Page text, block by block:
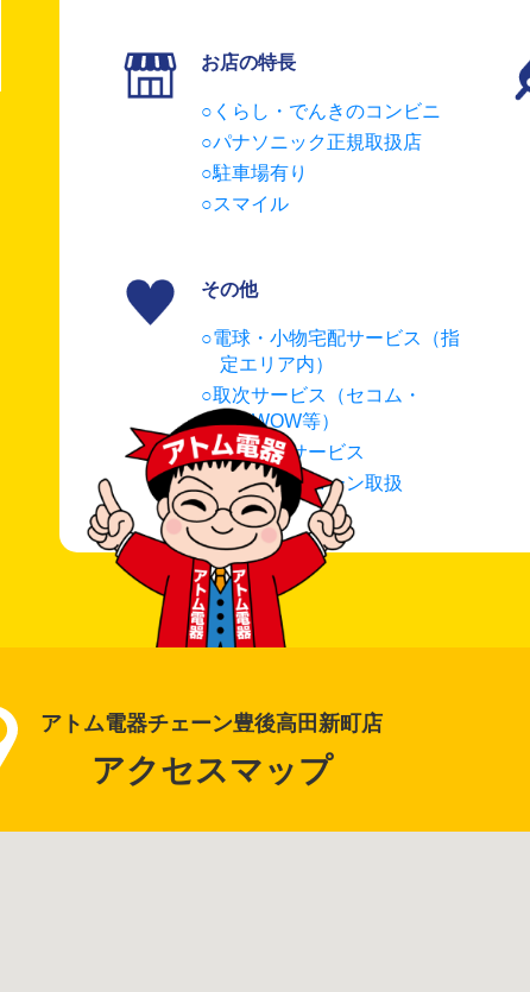
お店の特長
くらし・でんきのコンビニ
パナソニック正規取扱店
駐車場有り
スマイル
その他
電球・小物宅配サービス（指
定エリア内）
取次サービス（セコム・
WOWOW等）
延長保証サービス
リフォームローン取扱
アトム電器チェーン豊後高田新町店
アクセスマップ